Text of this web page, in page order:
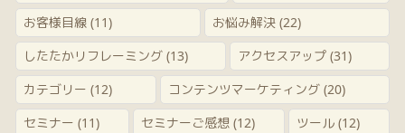
お客様目線 (11) お悩み解決 (22)
したたかリフレーミング (13) アクセスアップ (31)
カテゴリー (12) コンテンツマーケティング (20)
セミナー (11) セミナーご感想 (12) ツール (12)